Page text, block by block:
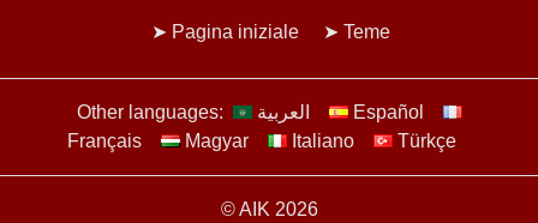
Pagina iniziale Teme
Other languages: العربية
Español
Français
Magyar Italiano Türkçe
© AIK 2026